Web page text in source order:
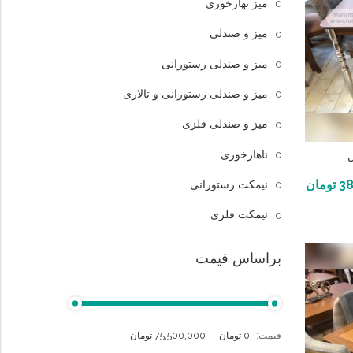
میز نهارخوری
میز و صندلی
میز و صندلی رستورانی
میز و صندلی رستورانی و تالاری
میز و صندلی فلزی
ناهارخوری
نیمکت رستورانی
نیمکت فلزی
براساس قیمت
قيمت: 0 تومان — 75,500,000 تومان
تومان